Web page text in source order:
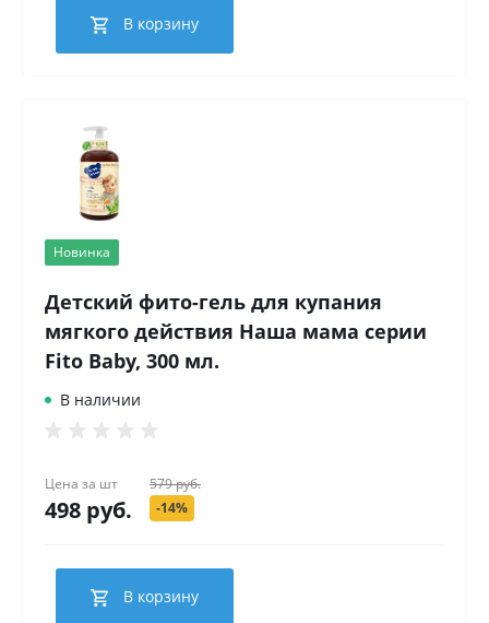
В корзину
Новинка
Детский фито-гель для купания
мягкого действия Наша мама серии
Fito Baby, 300 мл.
В наличии
Цена за шт
498 руб.
579 руб.
-14%
В корзину